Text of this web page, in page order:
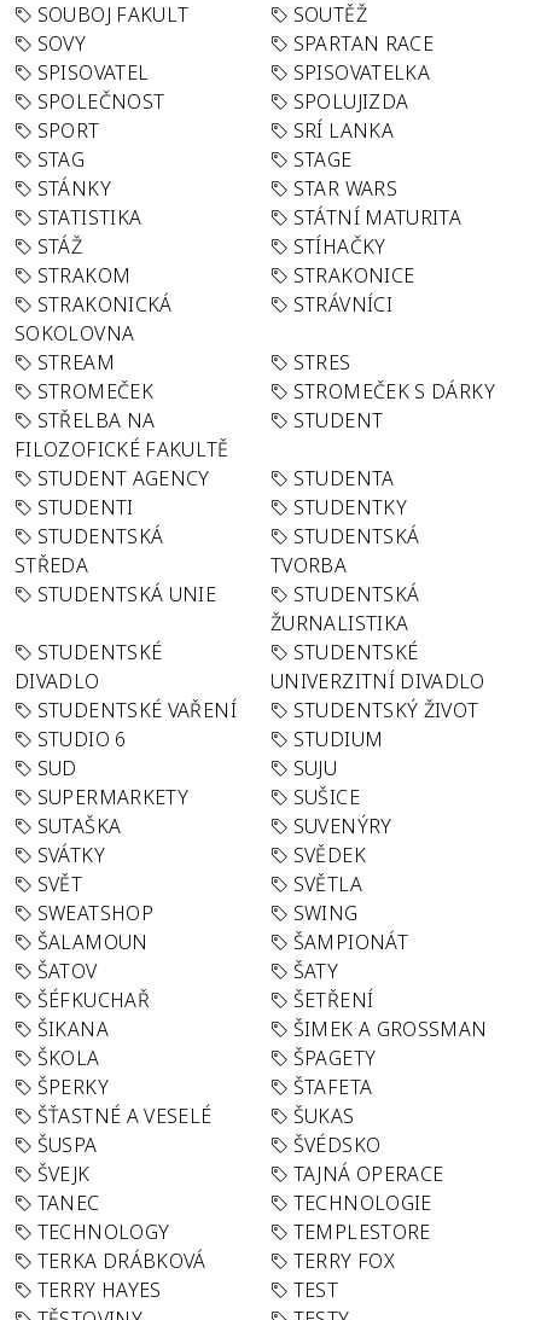
SOUBOJ FAKULT
SOUTĚŽ
SOVY
SPARTAN RACE
SPISOVATEL
SPISOVATELKA
SPOLEČNOST
SPOLUJIZDA
SPORT
SRÍ LANKA
STAG
STAGE
STÁNKY
STAR WARS
STATISTIKA
STÁTNÍ MATURITA
STÁŽ
STÍHAČKY
STRAKOM
STRAKONICE
STRAKONICKÁ
SOKOLOVNA
STRÁVNÍCI
STREAM
STRES
STROMEČEK
STROMEČEK S DÁRKY
STŘELBA NA
FILOZOFICKÉ FAKULTĚ
STUDENT
STUDENT AGENCY
STUDENTA
STUDENTI
STUDENTKY
STUDENTSKÁ
STŘEDA
STUDENTSKÁ
TVORBA
STUDENTSKÁ UNIE
STUDENTSKÁ
ŽURNALISTIKA
STUDENTSKÉ
DIVADLO
STUDENTSKÉ
UNIVERZITNÍ DIVADLO
STUDENTSKÉ VAŘENÍ
STUDENTSKÝ ŽIVOT
STUDIO 6
STUDIUM
SUD
SUJU
SUPERMARKETY
SUŠICE
SUTAŠKA
SUVENÝRY
SVÁTKY
SVĚDEK
SVĚT
SVĚTLA
SWEATSHOP
SWING
ŠALAMOUN
ŠAMPIONÁT
ŠATOV
ŠATY
ŠÉFKUCHAŘ
ŠETŘENÍ
ŠIKANA
ŠIMEK A GROSSMAN
ŠKOLA
ŠPAGETY
ŠPERKY
ŠTAFETA
ŠŤASTNÉ A VESELÉ
ŠUKAS
ŠUSPA
ŠVÉDSKO
ŠVEJK
TAJNÁ OPERACE
TANEC
TECHNOLOGIE
TECHNOLOGY
TEMPLESTORE
TERKA DRÁBKOVÁ
TERRY FOX
TERRY HAYES
TEST